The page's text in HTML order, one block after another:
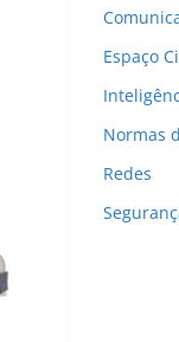
Espaço
Normas
Redes